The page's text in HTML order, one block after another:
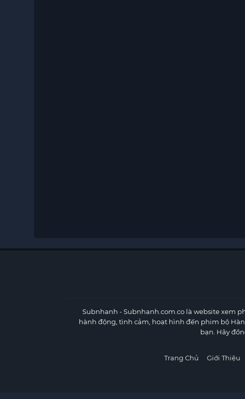
Subnhanh - Subnhanh.com.co là website xem
hành động, tình cảm, hoạt hình đến phim bộ
bạn. Hãy
Trang Chủ Giới Thiệu